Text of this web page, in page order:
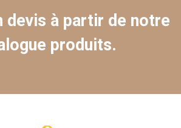
devis à partir de notre
produits.